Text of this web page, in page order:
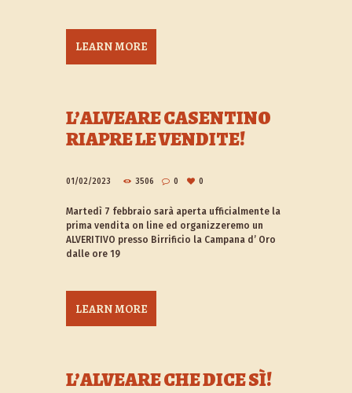
LEARN MORE
L’ALVEARE CASENTINO
RIAPRE LE VENDITE!
01/02/2023 3506 0 0
Martedì 7 febbraio sarà aperta ufficialmente la
prima vendita on line ed organizzeremo un
ALVERITIVO presso Birrificio la Campana d’ Oro
dalle ore 19
LEARN MORE
L’ALVEARE CHE DICE SÌ!